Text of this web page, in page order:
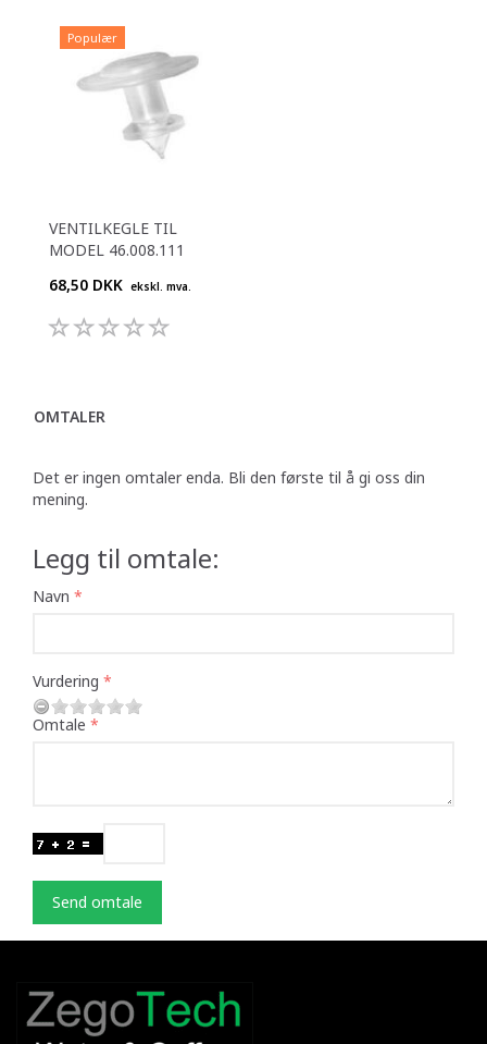
Populær
VENTILKEGLE TIL
MODEL 46.008.111
68,50 DKK ekskl. mva.
OMTALER
Det er ingen omtaler enda. Bli den første til å gi oss din
mening.
Legg til omtale:
Navn
Vurdering
Omtale
Send omtale